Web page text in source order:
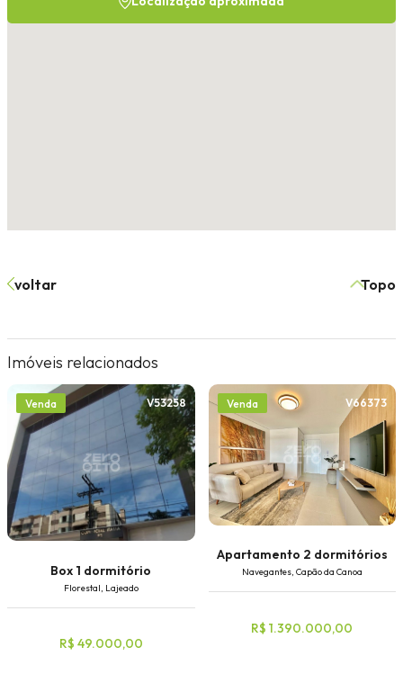
voltar Topo
Imóveis relacionados
Venda V53258
Box 1 dormitório
Florestal, Lajeado
R$ 49.000,00
Venda V66373
Apartamento 2 dormitórios
Navegantes, Capão da Canoa
R$ 1.390.000,00